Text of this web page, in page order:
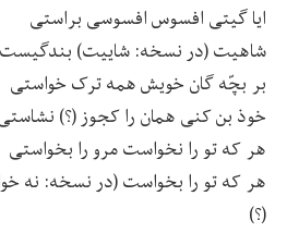
ایا گیتی افسوس افسوسی براستی
شاهیت (در نسخه: شاییت)
بر بچّه گان خویش همه ترک خواستی
خوذ بن کنی همان را کجوز (؟)
هر که تو را نخواست مرو را بخواستی
هر که تو را بخواست (در نسخه: نه
(؟)